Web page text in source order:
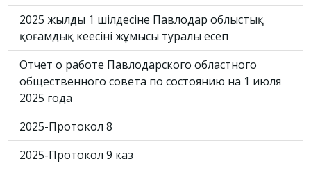
2025 жылдың 1 шілдесіне Павлодар облыстық
қоғамдық кеңесінің жұмысы туралы есеп
Отчет о работе Павлодарского областного
общественного совета по состоянию на 1 июля
2025 года
2025-Протокол 8
2025-Протокол 9 каз